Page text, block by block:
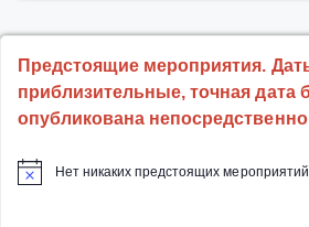
Предстоящие мероприятия.
приблизительные, точная дата
опубликована
Нет никаких предстоящих мероприятий.